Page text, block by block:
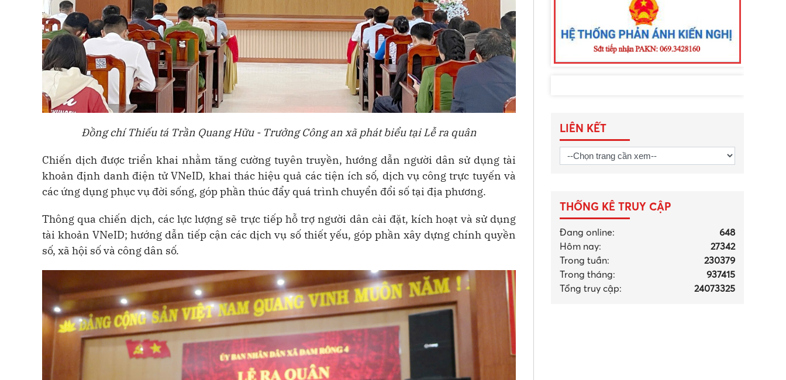
Đồng chí Thiếu tá Trần Quang Hữu - Trưởng Công an xã phát biểu tại Lễ ra quân
Chiến dịch được triển khai nhằm tăng cường tuyên truyền, hướng dẫn người dân sử dụng tài
khoản định danh điện tử VNeID, khai thác hiệu quả các tiện ích số, dịch vụ công trực tuyến và
các ứng dụng phục vụ đời sống, góp phần thúc đẩy quá trình chuyển đổi số tại địa phương.
Thông qua chiến dịch, các lực lượng sẽ trực tiếp hỗ trợ người dân cài đặt, kích hoạt và sử dụng
tài khoản VNeID; hướng dẫn tiếp cận các dịch vụ số thiết yếu, góp phần xây dựng chính quyền
số, xã hội số và công dân số.
LIÊN KẾT
THỐNG KÊ TRUY CẬP
Đang online:
648
Hôm nay:
27342
Trong tuần:
230379
Trong tháng:
937415
Tổng truy cập:
24073325